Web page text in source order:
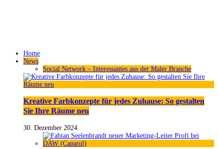
Home
News
Social Network – Interessantes aus der Maler Branche
Kreative Farbkonzepte für jedes Zuhause: So gestalten
Sie Ihre Räume neu
30. Dezember 2024